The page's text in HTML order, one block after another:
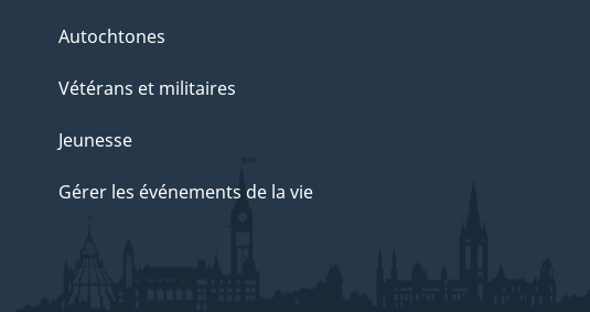
Autochtones
Vétérans et militaires
Jeunesse
Gérer les événements de la vie